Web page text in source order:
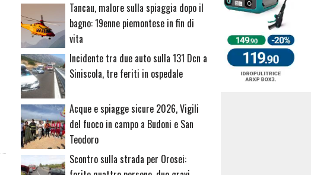
Tancau, malore sulla spiaggia dopo il
bagno: 19enne piemontese in fin di
vita
Incidente tra due auto sulla 131 Dcn a
Siniscola, tre feriti in ospedale
Acque e spiagge sicure 2026, Vigili
del fuoco in campo a Budoni e San
Teodoro
Scontro sulla strada per Orosei: